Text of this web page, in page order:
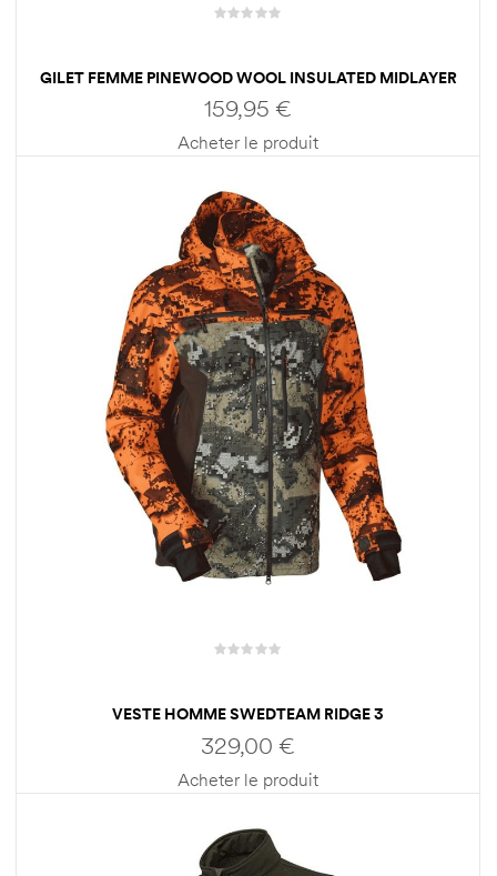
GILET FEMME PINEWOOD WOOL INSULATED MIDLAYER
159,95 €
Acheter le produit
VESTE HOMME SWEDTEAM RIDGE 3
329,00 €
Acheter le produit